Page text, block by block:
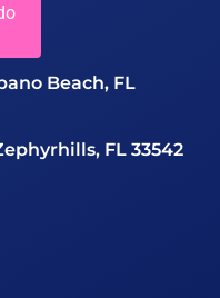
Beach, FL
FL 33542